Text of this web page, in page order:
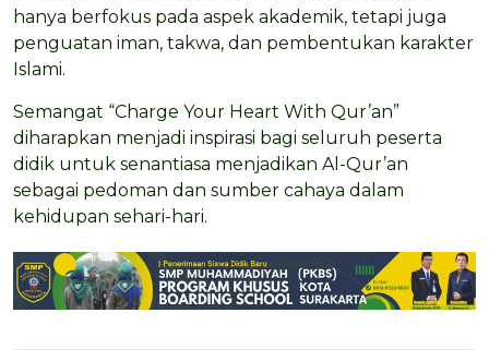
hanya berfokus pada aspek akademik, tetapi juga
penguatan iman, takwa, dan pembentukan karakter
Islami.
Semangat “Charge Your Heart With Qur’an”
diharapkan menjadi inspirasi bagi seluruh peserta
didik untuk senantiasa menjadikan Al-Qur’an
sebagai pedoman dan sumber cahaya dalam
kehidupan sehari-hari.